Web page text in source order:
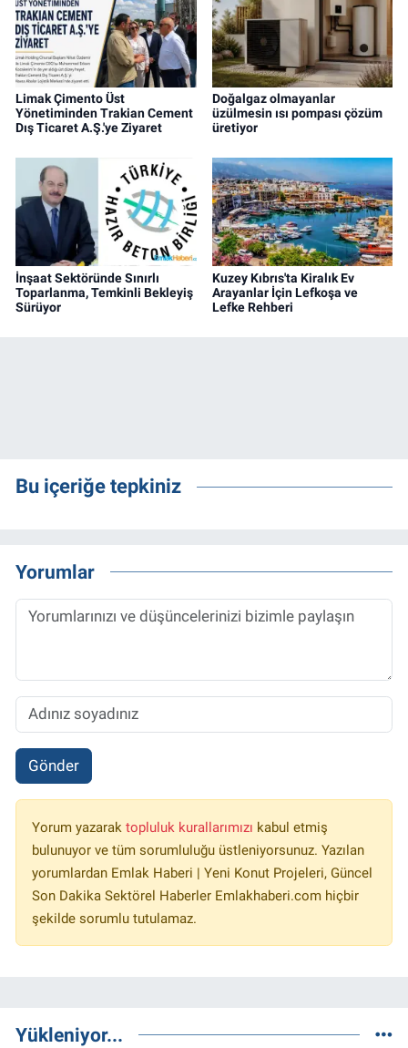
Limak Çimento Üst
Yönetiminden Trakian Cement
Dış Ticaret A.Ş.'ye Ziyaret
Doğalgaz olmayanlar
üzülmesin ısı pompası çözüm
üretiyor
İnşaat Sektöründe Sınırlı
Toparlanma, Temkinli Bekleyiş
Sürüyor
Kuzey Kıbrıs'ta Kiralık Ev
Arayanlar İçin Lefkoşa ve
Lefke Rehberi
Bu içeriğe tepkiniz
Yorumlar
Gönder
Yorum yazarak topluluk kurallarımızı kabul etmiş
bulunuyor ve tüm sorumluluğu üstleniyorsunuz. Yazılan
yorumlardan Emlak Haberi | Yeni Konut Projeleri, Güncel
Son Dakika Sektörel Haberler Emlakhaberi.com hiçbir
şekilde sorumlu tutulamaz.
Yükleniyor...